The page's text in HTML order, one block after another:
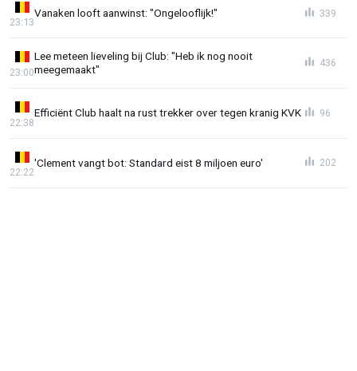
Vanaken looft aanwinst: "Ongelooflijk!"
23:13
339
Lee meteen lieveling bij Club: "Heb ik nog nooit
meegemaakt"
23:00
436
Efficiënt Club haalt na rust trekker over tegen kranig KVK
22:38
96
'Clement vangt bot: Standard eist 8 miljoen euro'
22:22
202